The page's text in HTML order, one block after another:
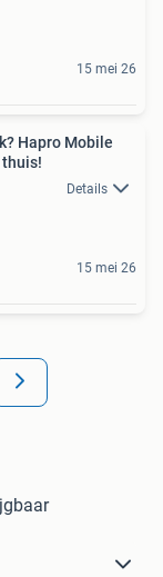
15 mei 26
Hapro Mobile
thuis!
Details
15 mei 26